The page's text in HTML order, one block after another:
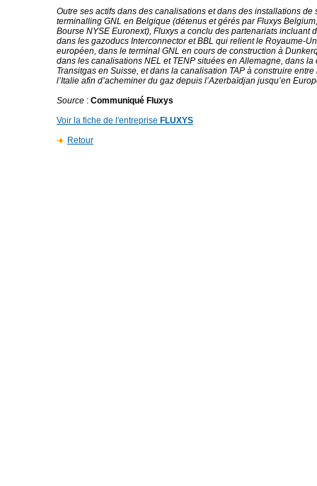
Outre ses actifs dans des canalisations et dans des installations de
terminalling GNL en Belgique (détenus et gérés par Fluxys
Bourse NYSE Euronext), Fluxys a conclu des partenariats incluant
dans les gazoducs Interconnector et BBL qui relient le Royaume-
européen, dans le terminal GNL en cours de construction à
dans les canalisations NEL et TENP situées en Allemagne, dans la
Transitgas en Suisse, et dans la canalisation TAP à construire entre
l’Italie afin d’acheminer du gaz depuis l’Azerbaïdjan jusqu’en
Source : Communiqué Fluxys
Voir la fiche de l'entreprise FLUXYS
Retour